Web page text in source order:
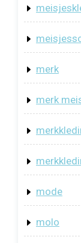
merk
merk
mode
molo